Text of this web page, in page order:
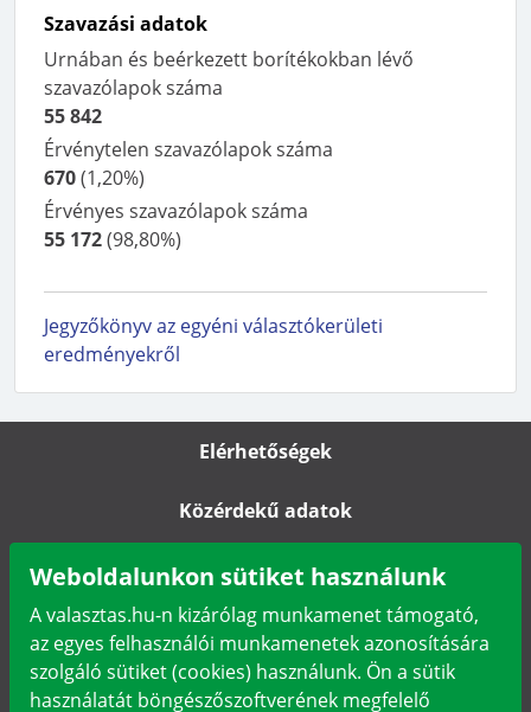
Szavazási adatok
Urnában és beérkezett borítékokban lévő
szavazólapok száma
55 842
Érvénytelen szavazólapok száma
670(1,20%)
Érvényes szavazólapok száma
55 172(98,80%)
Jegyzőkönyv az egyéni választókerületi
eredményekről
Elérhetőségek
Közérdekű adatok
Impresszum
Karrier
Adatkezelési tájékoztató
Weboldalunkon sütiket használunk
A valasztas.hu-n kizárólag munkamenet támogató,
az egyes felhasználói munkamenetek azonosítására
szolgáló sütiket (cookies) használunk. Ön a sütik
használatát böngészőszoftverének megfelelő